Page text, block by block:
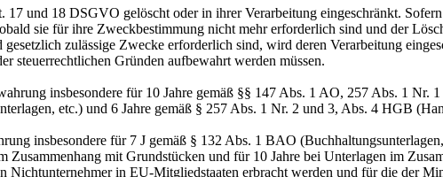
und 18 DSGVO gelöscht oder in ihrer Verarbeitung eingeschränkt.
sie für ihre Zweckbestimmung nicht mehr erforderlich sind und der
zulässige Zwecke erforderlich sind, wird deren Verarbeitung
steuerrechtlichen Gründen aufbewahrt werden müssen.
insbesondere für 10 Jahre gemäß §§ 147 Abs. 1 AO, 257 Abs. 1
etc.) und 6 Jahre gemäß § 257 Abs. 1 Nr. 2 und 3, Abs. 4 HGB
insbesondere für 7 J gemäß § 132 Abs. 1 BAO
mit Grundstücken und für 10 Jahre bei Unterlagen im
Nichtunternehmer in EU-Mitgliedstaaten erbracht werden und für die der